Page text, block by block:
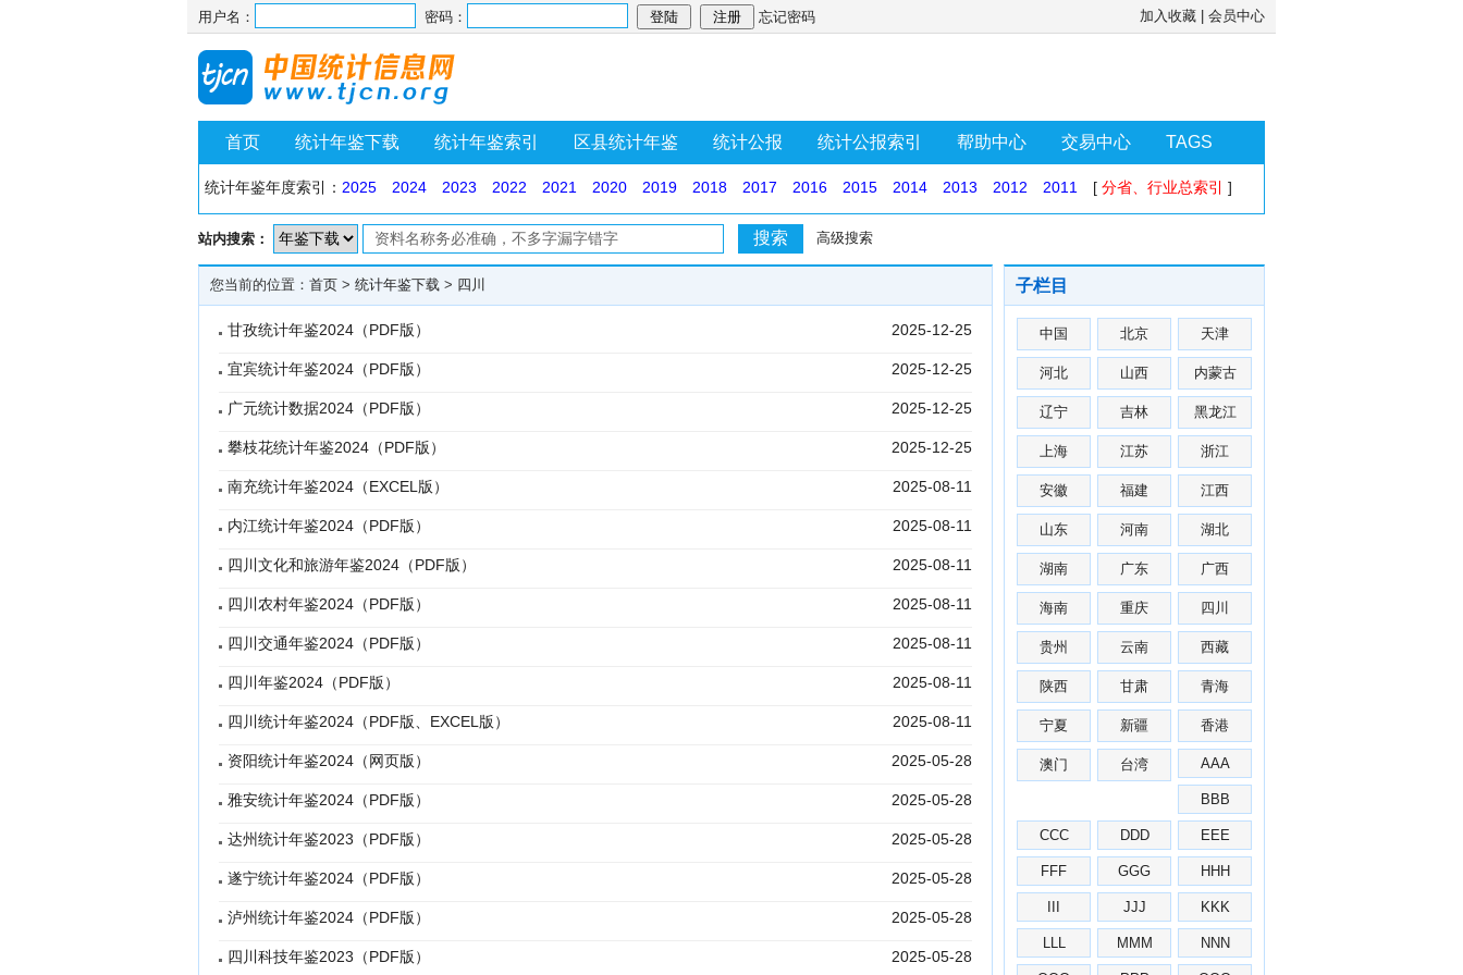
用户名： 密码： 忘记密码 加入收藏 会员中心
首页 统计年鉴下载 统计年鉴索引 区县统计年鉴 统计公报 统计公报索引 帮助中心 交易中心 TAGS
统计年鉴年度索引： 2025 2024 2023 2022 2021 2020 2019 2018 2017 2016 2015 2014 2013 2012 2011 [ 分省、行业总索引 ]
站内搜索： 高级搜索
您当前的位置： 首页 > 统计年鉴下载 > 四川
甘孜统计年鉴2024（PDF版） 2025-12-25
宜宾统计年鉴2024（PDF版） 2025-12-25
广元统计数据2024（PDF版） 2025-12-25
攀枝花统计年鉴2024（PDF版） 2025-12-25
南充统计年鉴2024（EXCEL版） 2025-08-11
内江统计年鉴2024（PDF版） 2025-08-11
四川文化和旅游年鉴2024（PDF版） 2025-08-11
四川农村年鉴2024（PDF版） 2025-08-11
四川交通年鉴2024（PDF版） 2025-08-11
四川年鉴2024（PDF版） 2025-08-11
四川统计年鉴2024（PDF版、EXCEL版） 2025-08-11
资阳统计年鉴2024（网页版） 2025-05-28
雅安统计年鉴2024（PDF版） 2025-05-28
达州统计年鉴2023（PDF版） 2025-05-28
遂宁统计年鉴2024（PDF版） 2025-05-28
泸州统计年鉴2024（PDF版） 2025-05-28
四川科技年鉴2023（PDF版） 2025-05-28
子栏目
中国 北京 天津
河北 山西 内蒙古
辽宁 吉林 黑龙江
上海 江苏 浙江
安徽 福建 江西
山东 河南 湖北
湖南 广东 广西
海南 重庆 四川
贵州 云南 西藏
陕西 甘肃 青海
宁夏 新疆 香港
澳门 台湾 AAA
BBB
CCC DDD EEE
FFF GGG HHH
JJJ KKK
LLL MMM NNN